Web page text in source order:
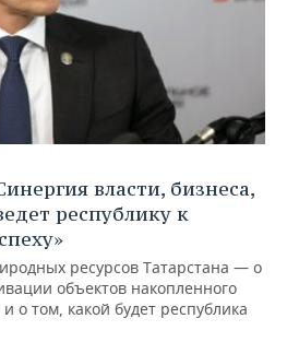
власти, бизнеса,
республику к
ресурсов Татарстана — о
объектов накопленного
о том, какой будет республика